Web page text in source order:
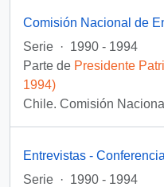
Comisión Nacional de
Serie · 1990 - 1994
Parte de Presidente
1994)
Chile. Comisión
Entrevistas -
Serie · 1990 - 1994